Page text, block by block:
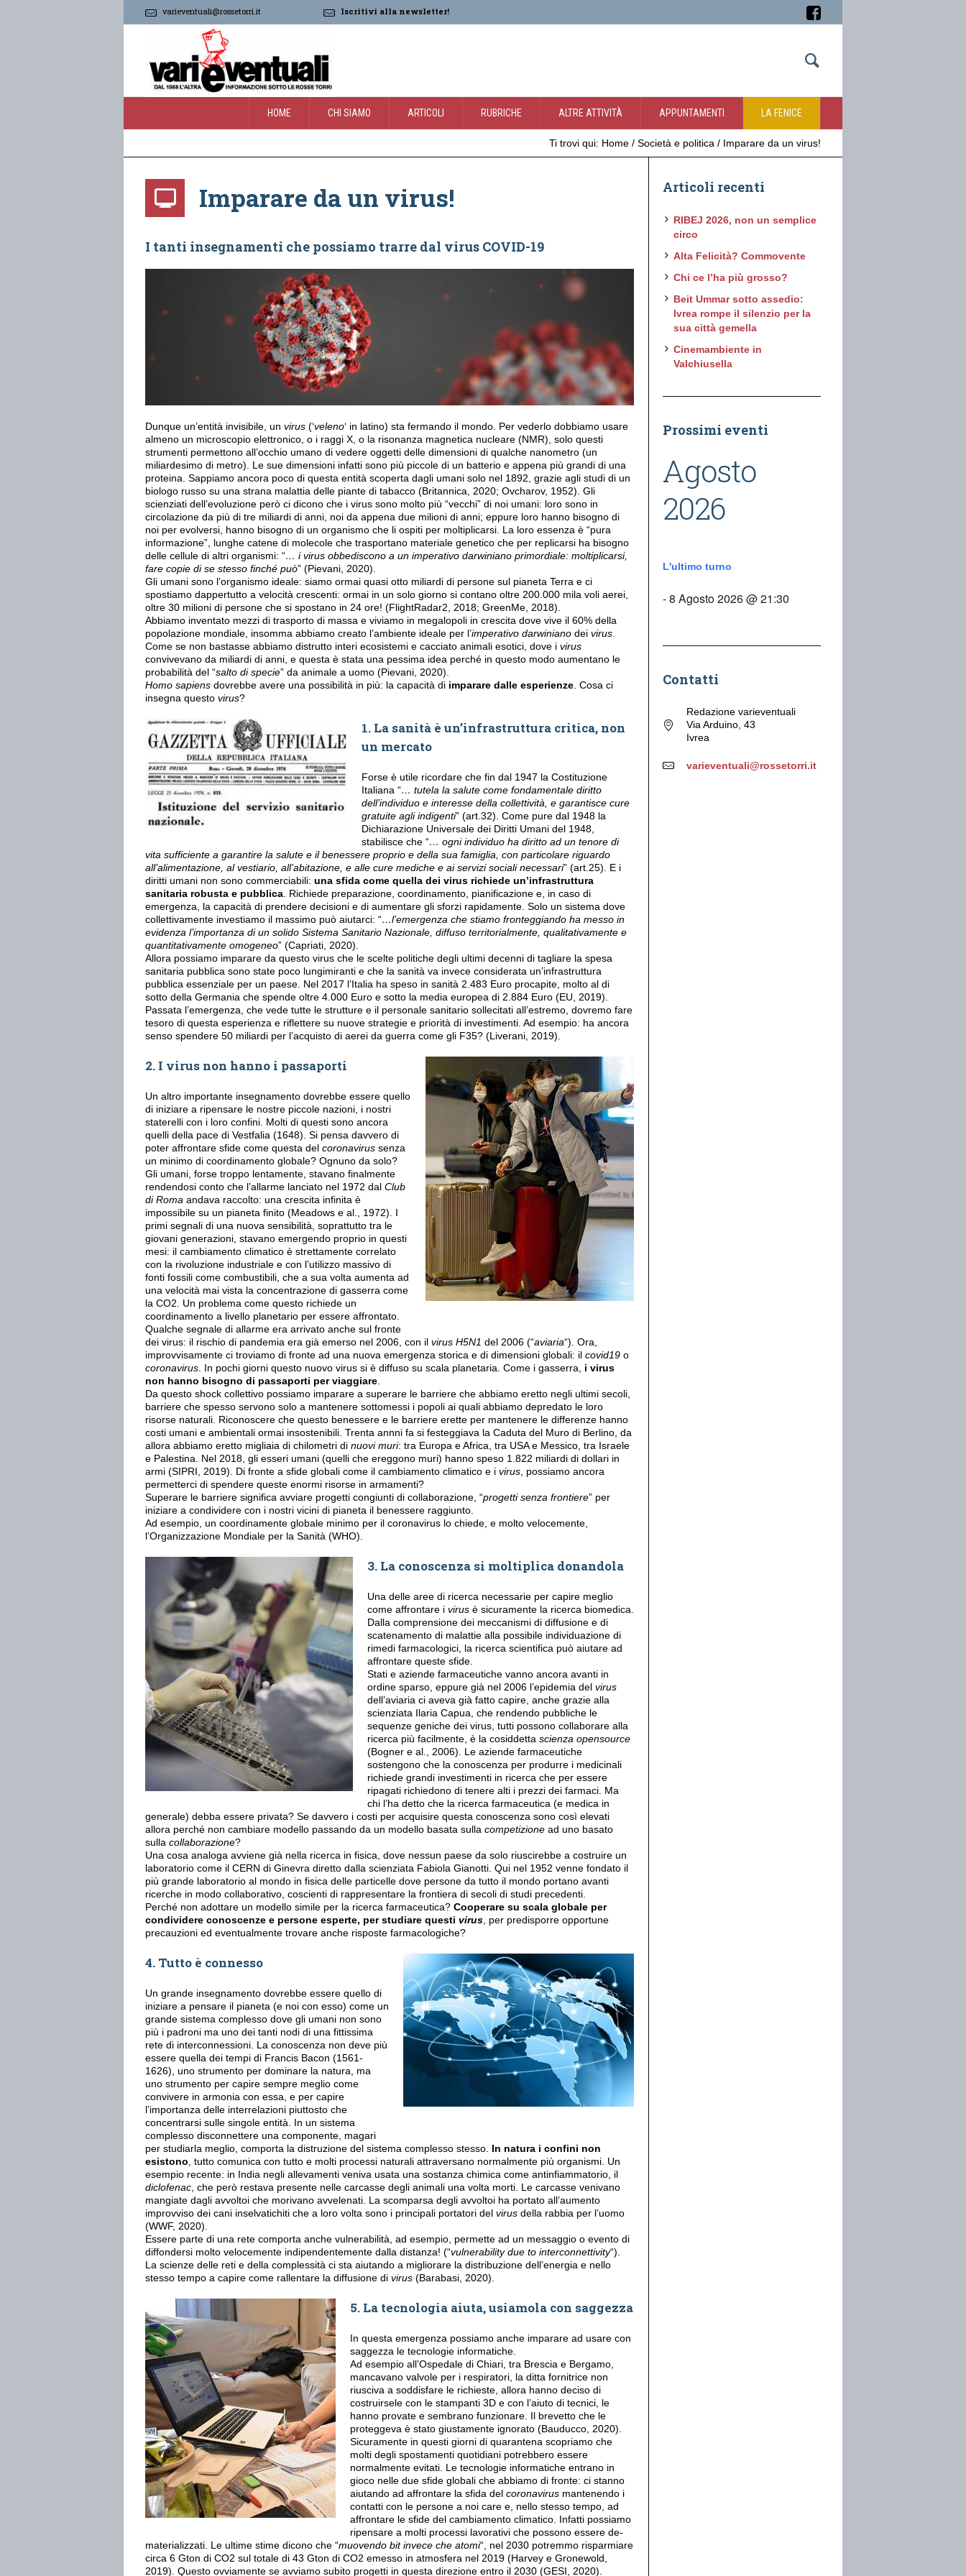
varieventuali@rossetorri.it Iscritivi alla newsletter!
HOME CHI SIAMO ARTICOLI RUBRICHE ALTRE ATTIVITÀ APPUNTAMENTI LA FENICE
Ti trovi qui: Home / Società e politica / Imparare da un virus!
Imparare da un virus!
I tanti insegnamenti che possiamo trarre dal virus COVID-19
Dunque un’entità invisibile, un virus (‘veleno‘ in latino) sta fermando il mondo. Per vederlo dobbiamo usare
almeno un microscopio elettronico, o i raggi X, o la risonanza magnetica nucleare (NMR), solo questi
strumenti permettono all’occhio umano di vedere oggetti delle dimensioni di qualche nanometro (un
miliardesimo di metro). Le sue dimensioni infatti sono più piccole di un batterio e appena più grandi di una
proteina. Sappiamo ancora poco di questa entità scoperta dagli umani solo nel 1892, grazie agli studi di un
biologo russo su una strana malattia delle piante di tabacco (Britannica, 2020; Ovcharov, 1952). Gli
scienziati dell’evoluzione però ci dicono che i virus sono molto più “vecchi” di noi umani: loro sono in
circolazione da più di tre miliardi di anni, noi da appena due milioni di anni; eppure loro hanno bisogno di
noi per evolversi, hanno bisogno di un organismo che li ospiti per moltiplicarsi. La loro essenza è “pura
informazione”, lunghe catene di molecole che trasportano materiale genetico che per replicarsi ha bisogno
delle cellule di altri organismi: “… i virus obbediscono a un imperativo darwiniano primordiale: moltiplicarsi,
fare copie di se stesso finché può” (Pievani, 2020).
Gli umani sono l’organismo ideale: siamo ormai quasi otto miliardi di persone sul pianeta Terra e ci
spostiamo dappertutto a velocità crescenti: ormai in un solo giorno si contano oltre 200.000 mila voli aerei,
oltre 30 milioni di persone che si spostano in 24 ore! (FlightRadar2, 2018; GreenMe, 2018).
Abbiamo inventato mezzi di trasporto di massa e viviamo in megalopoli in crescita dove vive il 60% della
popolazione mondiale, insomma abbiamo creato l’ambiente ideale per l’imperativo darwiniano dei virus
Come se non bastasse abbiamo distrutto interi ecosistemi e cacciato animali esotici, dove i virus
convivevano da miliardi di anni, e questa è stata una pessima idea perché in questo modo aumentano le
probabilità del “salto di specie” da animale a uomo (Pievani, 2020).
Homo sapiens dovrebbe avere una possibilità in più: la capacità di imparare dalle esperienze . Cosa ci
insegna questo virus?
1. La sanità è un’infrastruttura critica, non
un mercato
Forse è utile ricordare che fin dal 1947 la Costituzione
Italiana “… tutela la salute come fondamentale diritto
dell’individuo e interesse della collettività, e garantisce cure
gratuite agli indigenti” (art.32). Come pure dal 1948 la
Dichiarazione Universale dei Diritti Umani del 1948,
stabilisce che “… ogni individuo ha diritto ad un tenore di
vita sufficiente a garantire la salute e il benessere proprio e della sua famiglia, con particolare riguardo
all’alimentazione, al vestiario, all’abitazione, e alle cure mediche e ai servizi sociali necessari” (art.25). E i
diritti umani non sono commerciabili: una sfida come quella dei virus richiede un’infrastruttura
sanitaria robusta e pubblica . Richiede preparazione, coordinamento, pianificazione e, in caso di
emergenza, la capacità di prendere decisioni e di aumentare gli sforzi rapidamente. Solo un sistema dove
collettivamente investiamo il massimo può aiutarci: “…l’emergenza che stiamo fronteggiando ha messo in
evidenza l’importanza di un solido Sistema Sanitario Nazionale, diffuso territorialmente, qualitativamente e
quantitativamente omogeneo” (Capriati, 2020).
Allora possiamo imparare da questo virus che le scelte politiche degli ultimi decenni di tagliare la spesa
sanitaria pubblica sono state poco lungimiranti e che la sanità va invece considerata un’infrastruttura
pubblica essenziale per un paese. Nel 2017 l’Italia ha speso in sanità 2.483 Euro procapite, molto al di
sotto della Germania che spende oltre 4.000 Euro e sotto la media europea di 2.884 Euro (EU, 2019).
Passata l’emergenza, che vede tutte le strutture e il personale sanitario sollecitati all’estremo, dovremo fare
tesoro di questa esperienza e riflettere su nuove strategie e priorità di investimenti. Ad esempio: ha ancora
senso spendere 50 miliardi per l’acquisto di aerei da guerra come gli F35? (Liverani, 2019).
2. I virus non hanno i passaporti
Un altro importante insegnamento dovrebbe essere quello
di iniziare a ripensare le nostre piccole nazioni, i nostri
staterelli con i loro confini. Molti di questi sono ancora
quelli della pace di Vestfalia (1648). Si pensa davvero di
poter affrontare sfide come questa del coronavirus senza
un minimo di coordinamento globale? Ognuno da solo?
Gli umani, forse troppo lentamente, stavano finalmente
rendendosi conto che l’allarme lanciato nel 1972 dal Club
di Roma andava raccolto: una crescita infinita è
impossibile su un pianeta finito (Meadows e al., 1972). I
primi segnali di una nuova sensibilità, soprattutto tra le
giovani generazioni, stavano emergendo proprio in questi
mesi: il cambiamento climatico è strettamente correlato
con la rivoluzione industriale e con l’utilizzo massivo di
fonti fossili come combustibili, che a sua volta aumenta ad
una velocità mai vista la concentrazione di gas­serra come
la CO2. Un problema come questo richiede un
coordinamento a livello planetario per essere affrontato.
Qualche segnale di allarme era arrivato anche sul fronte
dei virus: il rischio di pandemia era già emerso nel 2006, con il virus H5N1 del 2006 (“aviaria“). Ora,
improvvisamente ci troviamo di fronte ad una nuova emergenza storica e di dimensioni globali: il covid­19 o
coronavirus . In pochi giorni questo nuovo virus si è diffuso su scala planetaria. Come i gas­serra, i virus
non hanno bisogno di passaporti per viaggiare
Da questo shock collettivo possiamo imparare a superare le barriere che abbiamo eretto negli ultimi secoli,
barriere che spesso servono solo a mantenere sottomessi i popoli ai quali abbiamo depredato le loro
risorse naturali. Riconoscere che questo benessere e le barriere erette per mantenere le differenze hanno
costi umani e ambientali ormai insostenibili. Trenta annni fa si festeggiava la Caduta del Muro di Berlino, da
allora abbiamo eretto migliaia di chilometri di nuovi muri: tra Europa e Africa, tra USA e Messico, tra Israele
e Palestina. Nel 2018, gli esseri umani (quelli che ereggono muri) hanno speso 1.822 miliardi di dollari in
armi (SIPRI, 2019). Di fronte a sfide globali come il cambiamento climatico e i virus , possiamo ancora
permetterci di spendere queste enormi risorse in armamenti?
Superare le barriere significa avviare progetti congiunti di collaborazione, “progetti senza frontiere” per
iniziare a condividere con i nostri vicini di pianeta il benessere raggiunto.
Ad esempio, un coordinamente globale minimo per il coronavirus lo chiede, e molto velocemente,
l’Organizzazione Mondiale per la Sanità (WHO).
3. La conoscenza si moltiplica donandola
Una delle aree di ricerca necessarie per capire meglio
come affrontare i virus è sicuramente la ricerca biomedica.
Dalla comprensione dei meccanismi di diffusione e di
scatenamento di malattie alla possibile individuazione di
rimedi farmacologici, la ricerca scientifica può aiutare ad
affrontare queste sfide.
Stati e aziende farmaceutiche vanno ancora avanti in
ordine sparso, eppure già nel 2006 l’epidemia del virus
dell’aviaria ci aveva già fatto capire, anche grazie alla
scienziata Ilaria Capua, che rendendo pubbliche le
sequenze geniche dei virus, tutti possono collaborare alla
ricerca più facilmente, è la cosiddetta scienza open­source
(Bogner e al., 2006). Le aziende farmaceutiche
sostengono che la conoscenza per produrre i medicinali
richiede grandi investimenti in ricerca che per essere
ripagati richiedono di tenere alti i prezzi dei farmaci. Ma
chi l’ha detto che la ricerca farmaceutica (e medica in
generale) debba essere privata? Se davvero i costi per acquisire questa conoscenza sono così elevati
allora perché non cambiare modello passando da un modello basata sulla competizione ad uno basato
sulla collaborazione?
Una cosa analoga avviene già nella ricerca in fisica, dove nessun paese da solo riuscirebbe a costruire un
laboratorio come il CERN di Ginevra diretto dalla scienziata Fabiola Gianotti. Qui nel 1952 venne fondato il
più grande laboratorio al mondo in fisica delle particelle dove persone da tutto il mondo portano avanti
ricerche in modo collaborativo, coscienti di rappresentare la frontiera di secoli di studi precedenti.
Perché non adottare un modello simile per la ricerca farmaceutica? Cooperare su scala globale per
condividere conoscenze e persone esperte, per studiare questi virus , per predisporre opportune
precauzioni ed eventualmente trovare anche risposte farmacologiche?
4. Tutto è connesso
Un grande insegnamento dovrebbe essere quello di
iniziare a pensare il pianeta (e noi con esso) come un
grande sistema complesso dove gli umani non sono
più i padroni ma uno dei tanti nodi di una fittissima
rete di interconnessioni. La conoscenza non deve più
essere quella dei tempi di Francis Bacon (1561­
1626), uno strumento per dominare la natura, ma
uno strumento per capire sempre meglio come
convivere in armonia con essa, e per capire
l’importanza delle interrelazioni piuttosto che
concentrarsi sulle singole entità. In un sistema
complesso disconnettere una componente, magari
per studiarla meglio, comporta la distruzione del sistema complesso stesso. In natura i confini non
esistono , tutto comunica con tutto e molti processi naturali attraversano normalmente più organismi. Un
esempio recente: in India negli allevamenti veniva usata una sostanza chimica come antinfiammatorio, il
diclofenac , che però restava presente nelle carcasse degli animali una volta morti. Le carcasse venivano
mangiate dagli avvoltoi che morivano avvelenati. La scomparsa degli avvoltoi ha portato all’aumento
improvviso dei cani inselvatichiti che a loro volta sono i principali portatori del virus della rabbia per l’uomo
(WWF, 2020).
Essere parte di una rete comporta anche vulnerabilità, ad esempio, permette ad un messaggio o evento di
diffondersi molto velocemente indipendentemente dalla distanza! (“vulnerability due to interconnettivity“).
La scienze delle reti e della complessità ci sta aiutando a migliorare la distribuzione dell’energia e nello
stesso tempo a capire come rallentare la diffusione di virus (Barabasi, 2020).
5. La tecnologia aiuta, usiamola con saggezza
In questa emergenza possiamo anche imparare ad usare con
saggezza le tecnologie informatiche.
Ad esempio all’Ospedale di Chiari, tra Brescia e Bergamo,
mancavano valvole per i respiratori, la ditta fornitrice non
riusciva a soddisfare le richieste, allora hanno deciso di
costruirsele con le stampanti 3D e con l’aiuto di tecnici, le
hanno provate e sembrano funzionare. Il brevetto che le
proteggeva è stato giustamente ignorato (Bauducco, 2020).
Sicuramente in questi giorni di quarantena scopriamo che
molti degli spostamenti quotidiani potrebbero essere
normalmente evitati. Le tecnologie informatiche entrano in
gioco nelle due sfide globali che abbiamo di fronte: ci stanno
aiutando ad affrontare la sfida del coronavirus mantenendo i
contatti con le persone a noi care e, nello stesso tempo, ad
affrontare le sfide del cambiamento climatico. Infatti possiamo
ripensare a molti processi lavorativi che possono essere de­
materializzati. Le ultime stime dicono che “muovendo bit invece che atomi“, nel 2030 potremmo risparmiare
circa 6 Gton di CO2 sul totale di 43 Gton di CO2 emesso in atmosfera nel 2019 (Harvey e Gronewold,
2019). Questo ovviamente se avviamo subito progetti in questa direzione entro il 2030 (GESI, 2020).
Articoli recenti
RIBEJ 2026, non un semplice
circo
Alta Felicità? Commovente
Chi ce l’ha più grosso?
Beit Ummar sotto assedio:
Ivrea rompe il silenzio per la
sua città gemella
Cinemambiente in
Valchiusella
Prossimi eventi
Agosto
2026
L'ultimo turno
- 8 Agosto 2026 @ 21:30
Contatti
Redazione varieventuali
Via Arduino, 43
Ivrea
varieventuali@rossetorri.it